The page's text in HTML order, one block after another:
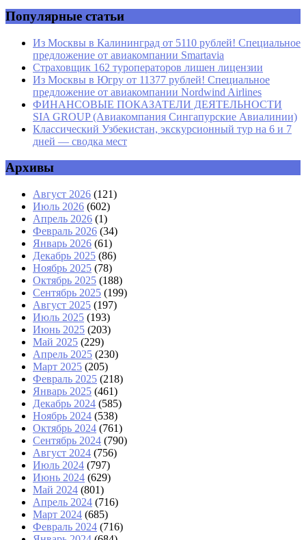
Популярные статьи
Из Москвы в Калининград от 5110 рублей! Специальное
предложение от авиакомпании Smartavia
Страховщик 162 туроператоров лишен лицензии
Из Москвы в Югру от 11377 рублей! Специальное
предложение от авиакомпании Nordwind Airlines
ФИНАНСОВЫЕ ПОКАЗАТЕЛИ ДЕЯТЕЛЬНОСТИ
SIA GROUP (Авиакомпания Сингапурские Авиалинии)
Классический Узбекистан, экскурсионный тур на 6 и 7
дней — сводка мест
Архивы
Август 2026 (121)
Июль 2026 (602)
Апрель 2026 (1)
Февраль 2026 (34)
Январь 2026 (61)
Декабрь 2025 (86)
Ноябрь 2025 (78)
Октябрь 2025 (188)
Сентябрь 2025 (199)
Август 2025 (197)
Июль 2025 (193)
Июнь 2025 (203)
Май 2025 (229)
Апрель 2025 (230)
Март 2025 (205)
Февраль 2025 (218)
Январь 2025 (461)
Декабрь 2024 (585)
Ноябрь 2024 (538)
Октябрь 2024 (761)
Сентябрь 2024 (790)
Август 2024 (756)
Июль 2024 (797)
Июнь 2024 (629)
Май 2024 (801)
Апрель 2024 (716)
Март 2024 (685)
Февраль 2024 (716)